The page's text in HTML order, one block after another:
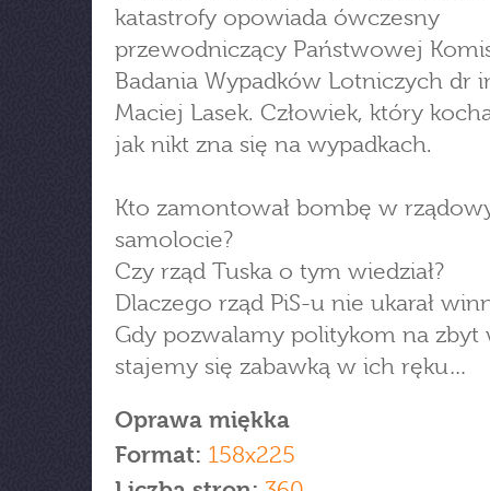
katastrofy opowiada ówczesny
przewodniczący Państwowej
Badania Wypadków Lotniczych dr
Maciej Lasek. Człowiek, który
jak nikt zna się na wypadkach.
Kto zamontował bombę w
samolocie?
Czy rząd Tuska o tym wiedział?
Dlaczego rząd PiS-u nie ukarał
Gdy pozwalamy politykom na zbyt
stajemy się zabawką w ich ręku…
Oprawa miękka
Format: 158x225